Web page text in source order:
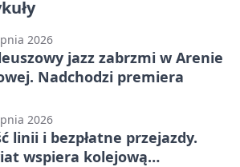
2026
jazz zabrzmi w Arenie
Nadchodzi premiera
2026
linii i bezpłatne przejazdy.
wspiera kolejową